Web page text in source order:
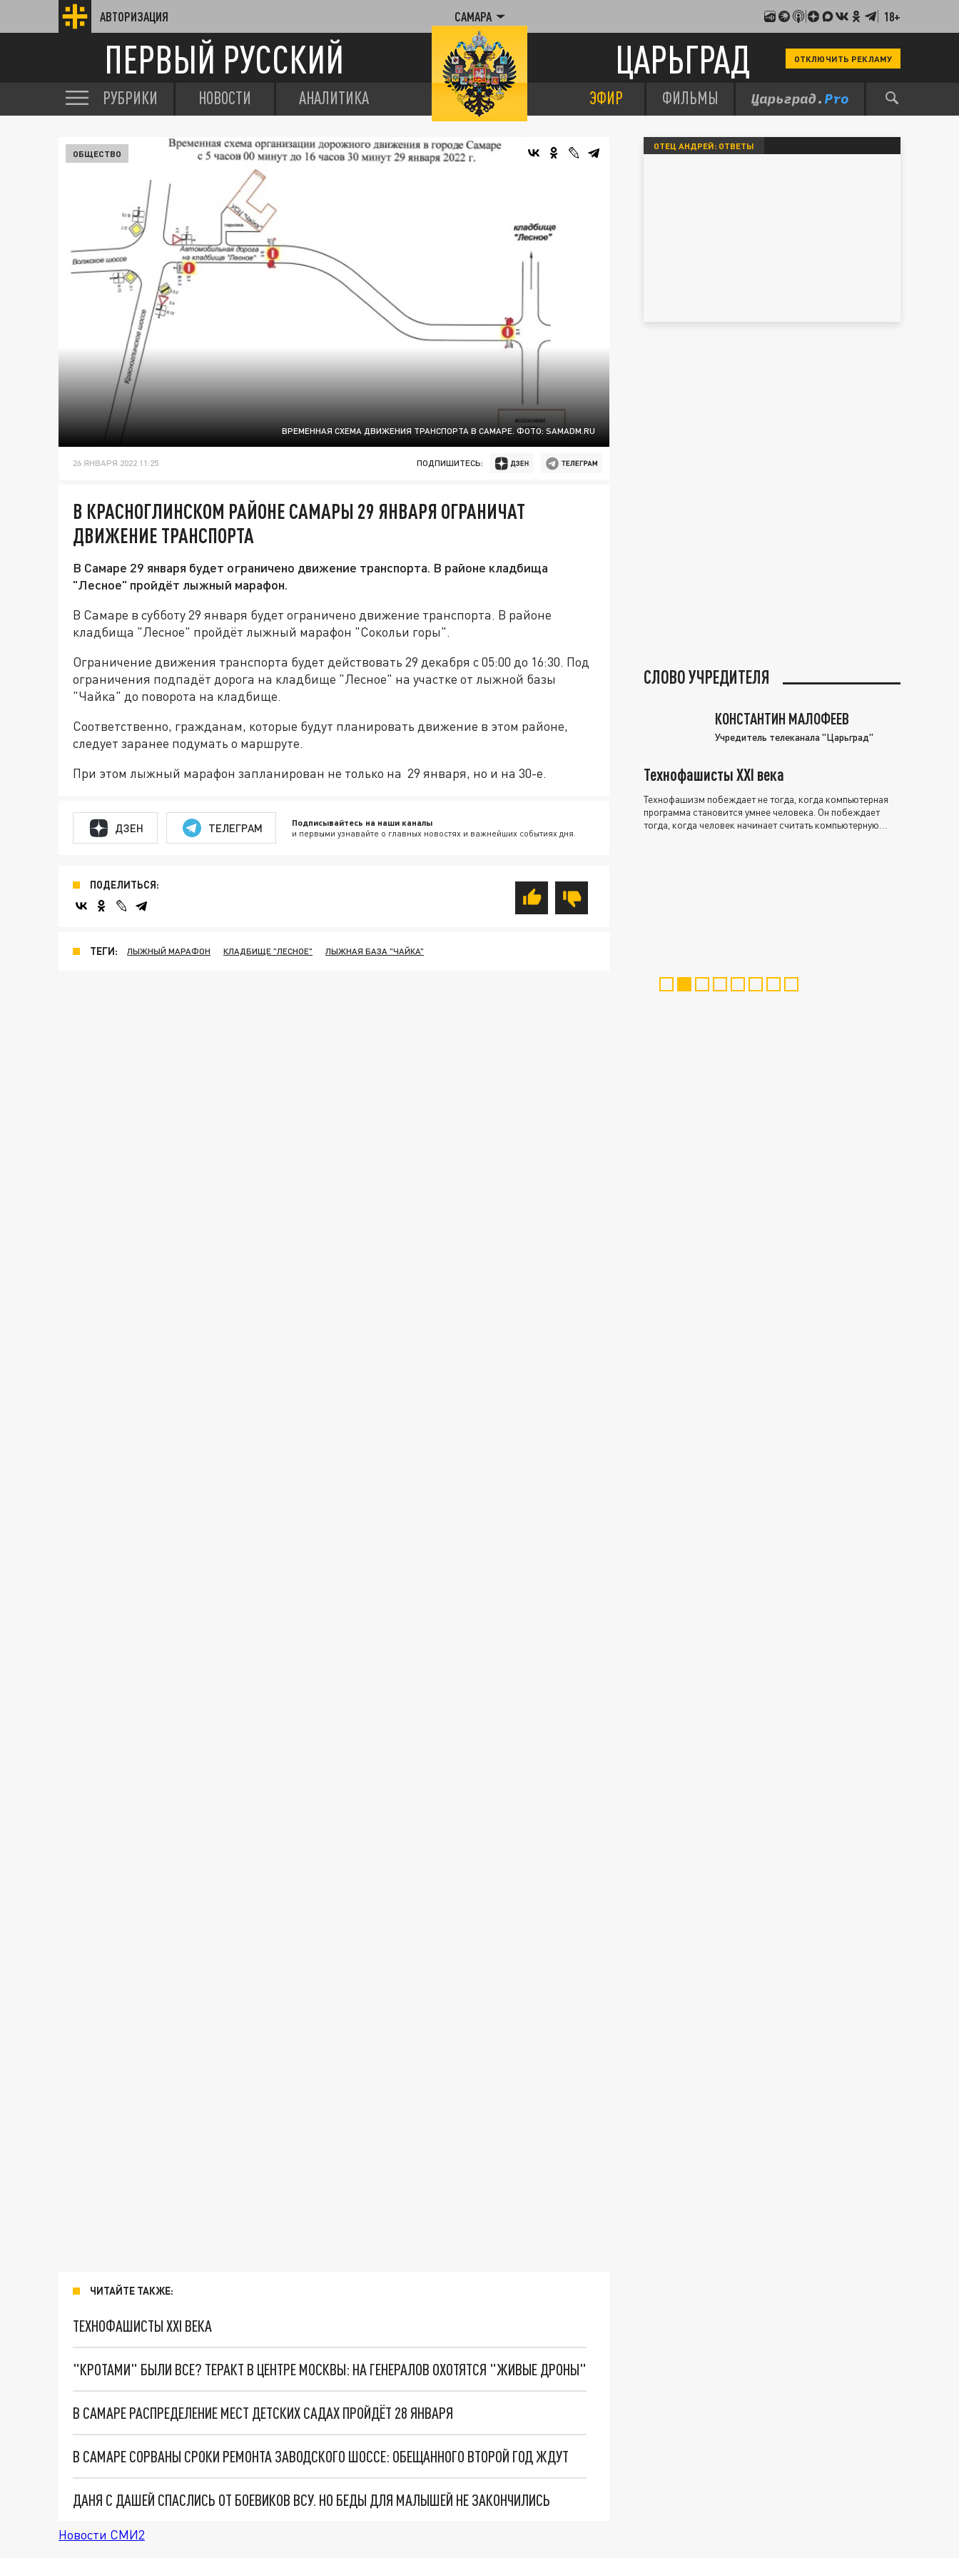
АВТОРИЗАЦИЯ САМАРА 18+
ПЕРВЫЙ РУССКИЙ ЦАРЬГРАД ОТКЛЮЧИТЬ РЕКЛАМУ
РУБРИКИ НОВОСТИ АНАЛИТИКА ЭФИР ФИЛЬМЫ
ВРЕМЕННАЯ СХЕМА ДВИЖЕНИЯ ТРАНСПОРТА В САМАРЕ. ФОТО: SAMADM.RU
ОБЩЕСТВО
26 ЯНВАРЯ 2022 11:25 ПОДПИШИТЕСЬ:
В КРАСНОГЛИНСКОМ РАЙОНЕ САМАРЫ 29 ЯНВАРЯ ОГРАНИЧАТ
ДВИЖЕНИЕ ТРАНСПОРТА
В Самаре 29 января будет ограничено движение транспорта. В районе кладбища
"Лесное" пройдёт лыжный марафон.
В Самаре в субботу 29 января будет ограничено движение транспорта. В районе
кладбища "Лесное" пройдёт лыжный марафон "Сокольи горы".
Ограничение движения транспорта будет действовать 29 декабря с 05:00 до 16:30. Под
ограничения подпадёт дорога на кладбище "Лесное" на участке от лыжной базы
"Чайка" до поворота на кладбище.
Соответственно, гражданам, которые будут планировать движение в этом районе,
следует заранее подумать о маршруте.
При этом лыжный марафон запланирован не только на 29 января, но и на 30-е.
ДЗЕН ТЕЛЕГРАМ Подписывайтесь на наши каналы
и первыми узнавайте о главных новостях и важнейших событиях дня.
ПОДЕЛИТЬСЯ:
ТЕГИ: ЛЫЖНЫЙ МАРАФОН КЛАДБИЩЕ "ЛЕСНОЕ" ЛЫЖНАЯ БАЗА "ЧАЙКА"
ЧИТАЙТЕ ТАКЖЕ:
ТЕХНОФАШИСТЫ XXI ВЕКА
"КРОТАМИ" БЫЛИ ВСЕ? ТЕРАКТ В ЦЕНТРЕ МОСКВЫ: НА ГЕНЕРАЛОВ ОХОТЯТСЯ "ЖИВЫЕ ДРОНЫ"
В САМАРЕ РАСПРЕДЕЛЕНИЕ МЕСТ ДЕТСКИХ САДАХ ПРОЙДЁТ 28 ЯНВАРЯ
В САМАРЕ СОРВАНЫ СРОКИ РЕМОНТА ЗАВОДСКОГО ШОССЕ: ОБЕЩАННОГО ВТОРОЙ ГОД ЖДУТ
ДАНЯ С ДАШЕЙ СПАСЛИСЬ ОТ БОЕВИКОВ ВСУ. НО БЕДЫ ДЛЯ МАЛЫШЕЙ НЕ ЗАКОНЧИЛИСЬ
Новости СМИ2
ОТЕЦ АНДРЕЙ: ОТВЕТЫ
СЛОВО УЧРЕДИТЕЛЯ
КОНСТАНТИН МАЛОФЕЕВ
Учредитель телеканала "Царьград"
Технофашисты XXI века
Технофашизм побеждает не тогда, когда компьютерная
программа становится умнее человека. Он побеждает
тогда, когда человек начинает считать компьютерную